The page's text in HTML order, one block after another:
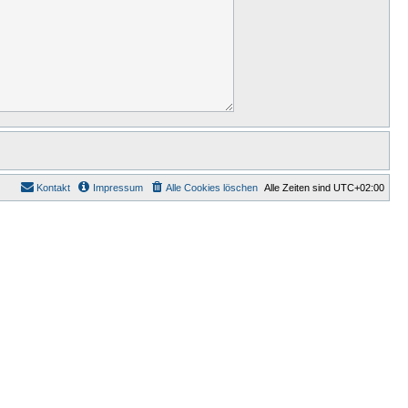
Alle Zeiten sind UTC+02:00
Alle Cookies löschen
Impressum
Kontakt